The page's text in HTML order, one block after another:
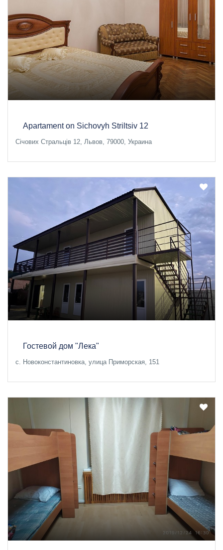
Apartament on Sichovyh Striltsiv 12
Січових Стральців 12, Львов, 79000, Украина
Гостевой дом "Лека"
с. Новоконстантиновка, улица Приморская, 151